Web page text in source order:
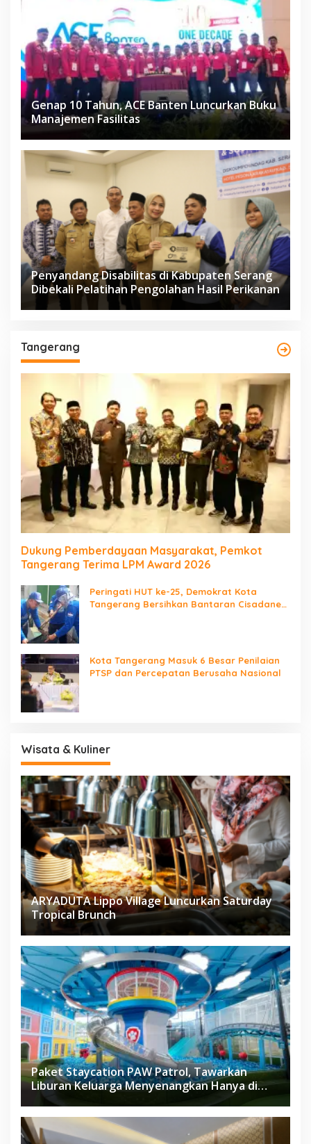
Genap 10 Tahun, ACE Banten Luncurkan Buku
Manajemen Fasilitas
Penyandang Disabilitas di Kabupaten Serang
Dibekali Pelatihan Pengolahan Hasil Perikanan
Tangerang
Dukung Pemberdayaan Masyarakat, Pemkot
Tangerang Terima LPM Award 2026
Peringati HUT ke-25, Demokrat Kota
Tangerang Bersihkan Bantaran Cisadane
Kota Tangerang Masuk 6 Besar Penilaian
PTSP dan Percepatan Berusaha Nasional
Wisata & Kuliner
ARYADUTA Lippo Village Luncurkan Saturday
Tropical Brunch
Paket Staycation PAW Patrol, Tawarkan
Liburan Keluarga Menyenangkan Hanya di
Herloom Hotel BSD